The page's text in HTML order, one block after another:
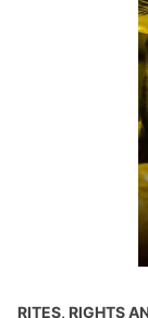
RITES, RIGHTS